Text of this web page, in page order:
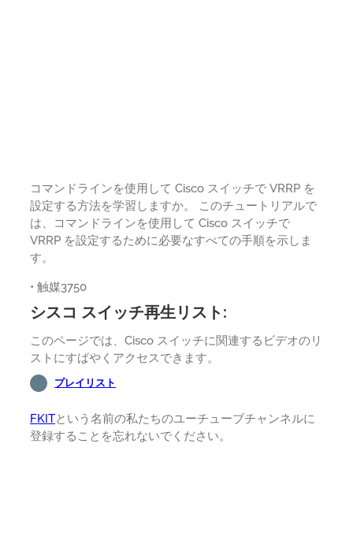
コマンドラインを使用して Cisco スイッチで VRRP を
設定する方法を学習しますか。 このチュートリアルで
は、コマンドラインを使用して Cisco スイッチで
VRRP を設定するために必要なすべての手順を示しま
す。
• 触媒3750
シスコ スイッチ再生リスト:
このページでは、Cisco スイッチに関連するビデオのリ
ストにすばやくアクセスできます。
プレイリスト
FKITという名前の私たちのユーチューブチャンネルに
登録することを忘れないでください。